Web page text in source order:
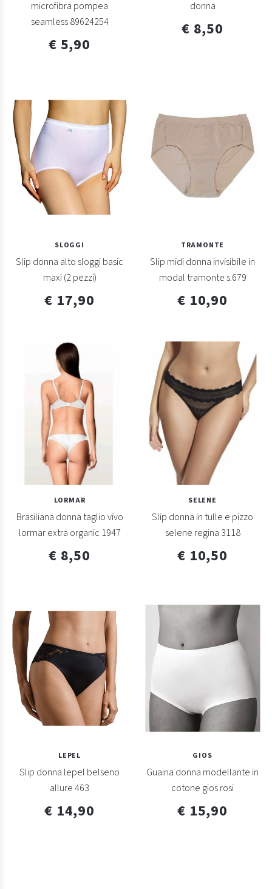
microfibra pompea
seamless 89624254
€ 5,90
donna
€ 8,50
SLOGGI
Slip donna alto sloggi basic
maxi (2 pezzi)
€ 17,90
TRAMONTE
Slip midi donna invisibile in
modal tramonte s.679
€ 10,90
LORMAR
Brasiliana donna taglio vivo
lormar extra organic 1947
€ 8,50
SELENE
Slip donna in tulle e pizzo
selene regina 3118
€ 10,50
LEPEL
Slip donna lepel belseno
allure 463
€ 14,90
GIOS
Guaina donna modellante in
cotone gios rosi
€ 15,90